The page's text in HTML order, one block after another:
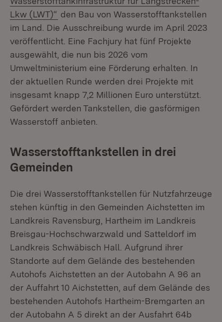
Lkw (LWT)“ den Bau von Wasserstofftankstellen
im Land. Die Ausschreibung wurde im April 2023
veröffentlicht. Eine Fachjury hat fünf Projekte
ausgewählt, die nun bis 2026 vom
Umweltministerium eine Förderung erhalten. In
der aktuellen Runde werden drei Projekte mit
insgesamt knapp 7,2 Millionen Euro unterstützt.
Gefördert werden Tankstellen, die gasförmigen
Wasserstoff anbieten.
Wasserstofftankstellen in drei
Gemeinden
Die drei Wasserstofftankstellen für Nutzfahrzeuge
stehen künftig in den Gemeinden Aichstetten im
Landkreis Ravensburg, Hartheim im Landkreis
Breisgau-Hochschwarzwald und Satteldorf im
Landkreis Schwäbisch Hall. Aufgrund ihrer
Standorte auf dem Gelände des bestehenden
Autohofs Aichstetten an der Autobahn A 96 an
der Auffahrt 10 Aichstetten, auf dem Gelände des
bestehenden Autohofs Hartheim-Bremgarten an
der Autobahn A 5 direkt an der Ausfahrt 64b